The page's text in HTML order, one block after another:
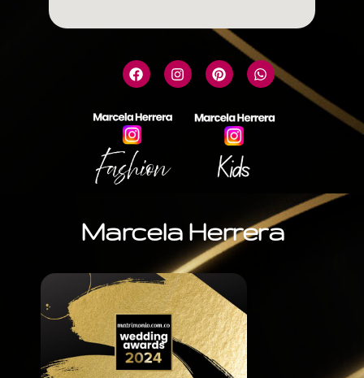
Marcela Herrera